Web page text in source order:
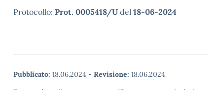
Protocollo: Prot. 0005418/U del 18-06-2024
Pubblicato: 18.06.2024 - Revisione: 18.06.2024